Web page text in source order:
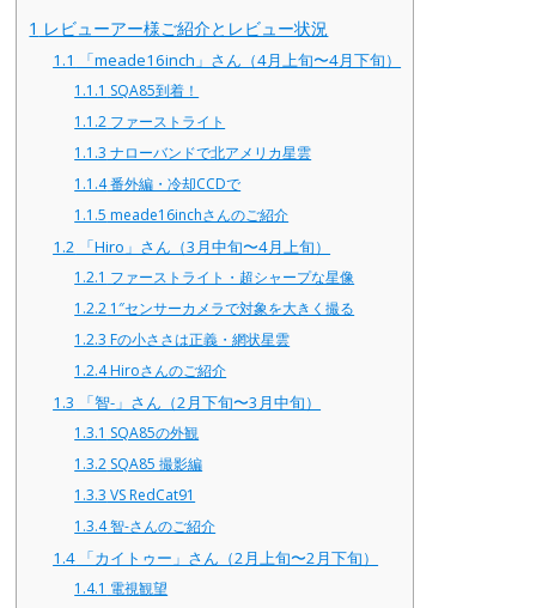
1 レビューアー様ご紹介とレビュー状況
1.1 「meade16inch」さん（4月上旬〜4月下旬）
1.1.1 SQA85到着！
1.1.2 ファーストライト
1.1.3 ナローバンドで北アメリカ星雲
1.1.4番外編・冷却CCDで
1.1.5 meade16inchさんのご紹介
1.2 「Hiro」さん（3月中旬〜4月上旬）
1.2.1 ファーストライト・超シャープな星像
1.2.2 1″センサーカメラで対象を大きく撮る
1.2.3 Fの小ささは正義・網状星雲
1.2.4Hiroさんのご紹介
1.3 「智-」さん（2月下旬〜3月中旬）
1.3.1 SQA85の外観
1.3.2 SQA85 撮影編
1.3.3 VS RedCat91
1.3.4智-さんのご紹介
1.4 「カイトゥー」さん（2月上旬〜2月下旬）
1.4.1 電視観望